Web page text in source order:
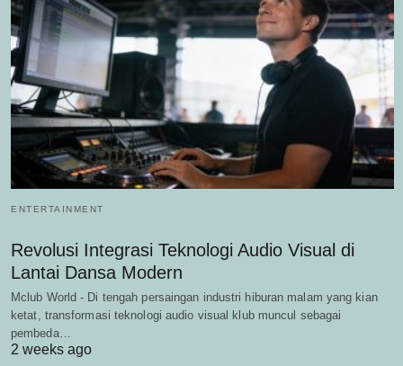
ENTERTAINMENT
Revolusi Integrasi Teknologi Audio Visual di
Lantai Dansa Modern
Mclub World - Di tengah persaingan industri hiburan malam yang kian
ketat, transformasi teknologi audio visual klub muncul sebagai
pembeda…
2 weeks ago